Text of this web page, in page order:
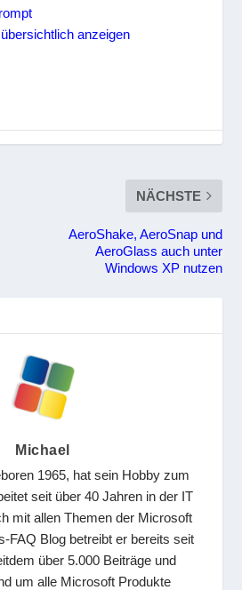
anzeigen
NÄCHSTE
AeroShake, AeroSnap und
AeroGlass auch unter
Windows XP nutzen
Michael
1965, hat sein Hobby zum
seit über 40 Jahren in der IT
mit allen Themen der Microsoft
FAQ Blog betreibt er bereits seit
über 5.000 Beiträge und
um alle Microsoft Produkte